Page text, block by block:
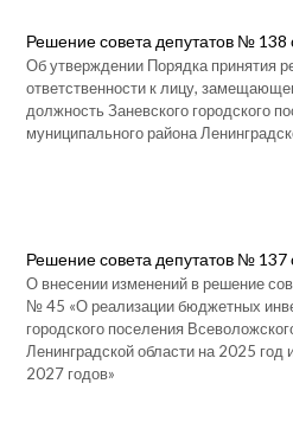
Решение совета депутатов № 138
Об утверждении Порядка принятия
ответственности к лицу,
должность Заневского городского
муниципального района
Решение совета депутатов № 137
О внесении изменений в решение
№ 45 «О реализации бюджетных
городского поселения
Ленинградской области на 2025
2027 годов»